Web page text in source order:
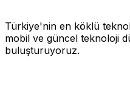
Türkiye'nin en köklü
mobil ve güncel teknoloji
buluşturuyoruz.